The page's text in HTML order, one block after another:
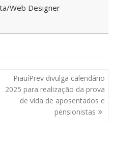
Web Designer
PiauíPrev divulga calendário
2025 para realização da prova
de vida de aposentados e
pensionistas